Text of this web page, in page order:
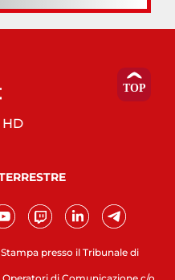
presso il Tribunale di
HD